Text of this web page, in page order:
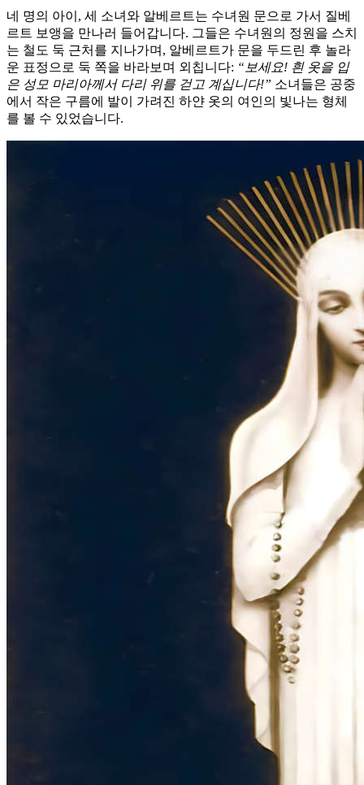
네 명의 아이, 세 소녀와 알베르트는 수녀원 문으로 가서 질베
르트 보앵을 만나러 들어갑니다. 그들은 수녀원의 정원을 스치
는 철도 둑 근처를 지나가며, 알베르트가 문을 두드린 후 놀라
운 표정으로 둑 쪽을 바라보며 외칩니다: “보세요! 흰 옷을 입
은 성모 마리아께서 다리 위를 걷고 계십니다!” 소녀들은 공중
에서 작은 구름에 발이 가려진 하얀 옷의 여인의 빛나는 형체
를 볼 수 있었습니다.